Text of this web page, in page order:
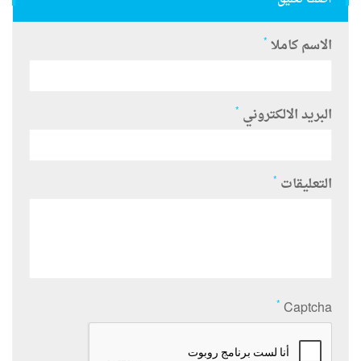
الاسم كاملا *
البريد الالكتروني *
التعليقات *
Captcha
*